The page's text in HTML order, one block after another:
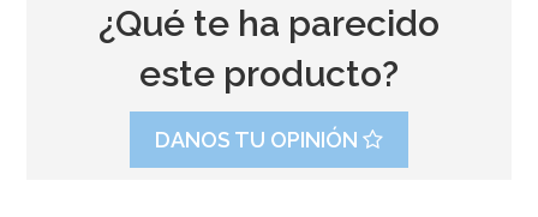
¿Qué te ha parecido
este producto?
DANOS TU OPINIÓN